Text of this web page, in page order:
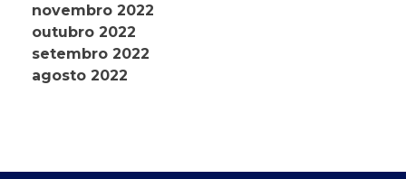
novembro 2022
outubro 2022
setembro 2022
agosto 2022